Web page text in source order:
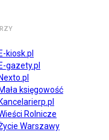
E-kiosk.pl
E-gazety.pl
Nexto.pl
Mała księgowość
Kancelarierp.pl
Rolnicze
Warszawy